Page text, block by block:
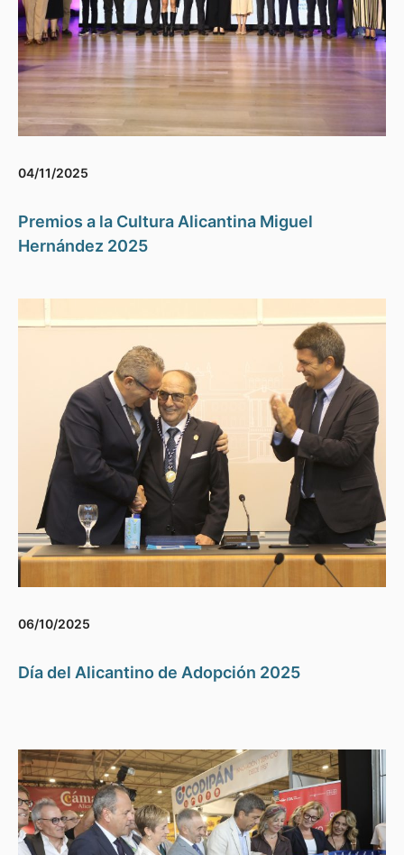
04/11/2025
Premios a la Cultura Alicantina Miguel
Hernández 2025
06/10/2025
Día del Alicantino de Adopción 2025